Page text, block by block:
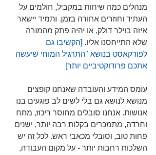
מנהלים כמה שיחות במקביל, חולמים על
העתיד וחוזרים אחורה בזמן. ותמיד יישאר
איזה בוילר דולק, או יהיה פתק מהמורה
שלא התייחסנו אליו. [הקשיבו גם
לפודקאסט בנושא "התרגיל המוחי שיעשה
אתכם פרודוקטיביים יותר]
עומס המידע והעובדה שאנחנו קופצים
מנושא לנושא גם בלי לשים לב פוגעים בנו
אנושות. אנחנו סובלים מחוסר ריכוז, מתח
וחרדה, מתמכרים בקלות רבה יותר, ישנים
פחות טוב, וסובלי מכאבי ראש. לכל זה יש
השלכות רחבות יותר - על מקום העבודה,